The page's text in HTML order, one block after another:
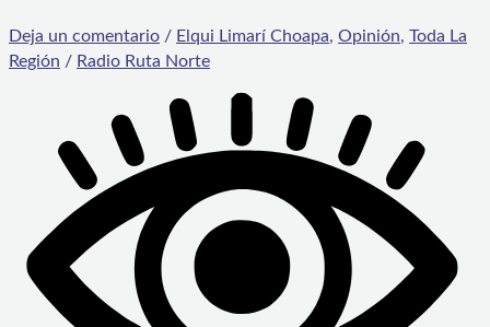
Deja un comentario / Elqui Limarí Choapa, Opinión, Toda La
Región / Radio Ruta Norte